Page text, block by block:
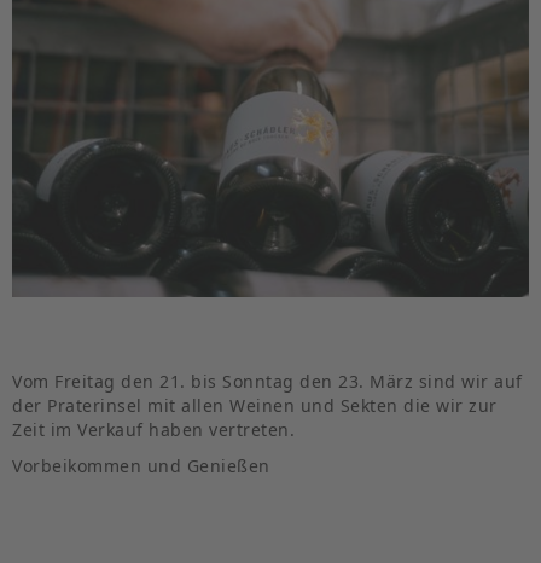
Vom Freitag den 21. bis Sonntag den 23. März sind wir auf
der Praterinsel mit allen Weinen und Sekten die wir zur
Zeit im Verkauf haben vertreten.
Vorbeikommen und Genießen